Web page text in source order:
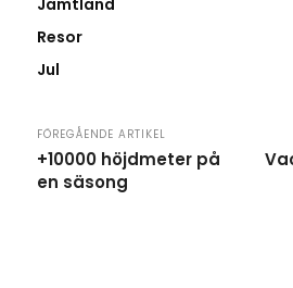
Jämtland
Resor
Jul
FÖREGÅENDE ARTIKEL
+10000 höjdmeter på
en säsong